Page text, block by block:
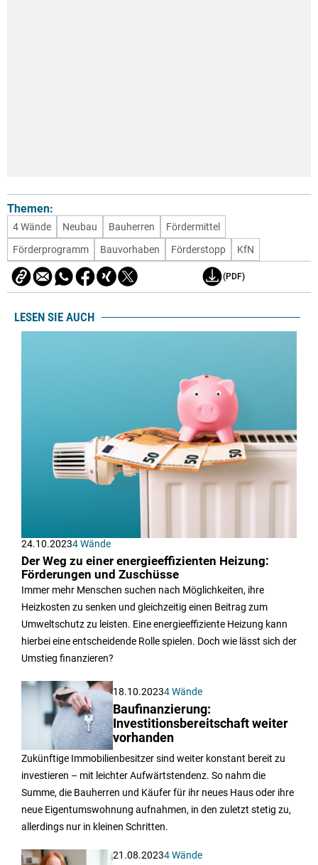
Themen:
4 Wände Neubau Bauherren
Fördermittel
Förderprogramm
Bauvorhaben Förderstopp KfN
(PDF)
LESEN SIE AUCH
24.10.20234 Wände
Der Weg zu einer energieeffizienten Heizung:
Förderungen und Zuschüsse
Immer mehr Menschen suchen nach Möglichkeiten, ihre
Heizkosten zu senken und gleichzeitig einen Beitrag zum
Umweltschutz zu leisten. Eine energieeffiziente Heizung kann
hierbei eine entscheidende Rolle spielen. Doch wie lässt sich der
Umstieg finanzieren?
18.10.20234 Wände
Baufinanzierung:
Investitionsbereitschaft weiter
vorhanden
Zukünftige Immobilienbesitzer sind weiter konstant bereit zu
investieren – mit leichter Aufwärtstendenz. So nahm die
Summe, die Bauherren und Käufer für ihr neues Haus oder ihre
neue Eigentumswohnung aufnahmen, in den zuletzt stetig zu,
allerdings nur in kleinen Schritten.
21.08.20234 Wände